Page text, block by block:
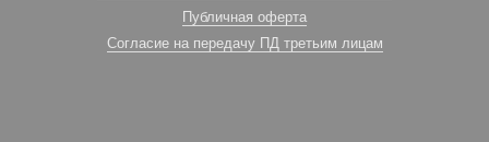
Публичная оферта
Согласие на передачу ПД третьим лицам